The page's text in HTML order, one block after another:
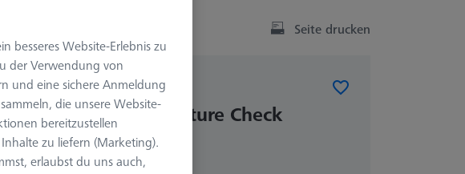
Seite drucken
PRÜFKÖRPER
Prüfkörper Multi Feature Check
mini kalibriert
626106-9355-507
besseres Website-Erlebnis zu
der Verwendung von
und eine sichere Anmeldung
die unsere Website-
bereitzustellen
zu liefern (Marketing).
erlaubst du uns auch,